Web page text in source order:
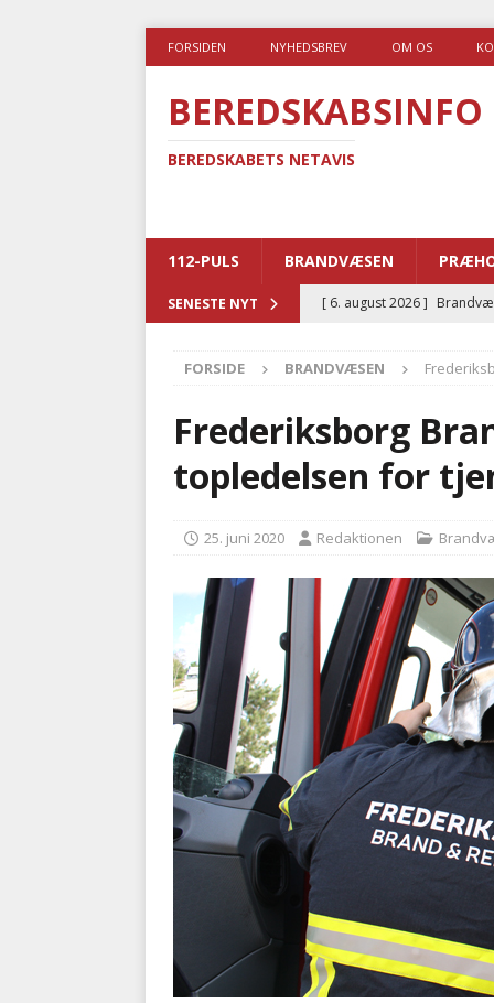
FORSIDEN NYHEDSBREV OM OS
BEREDSKABSINFO
BEREDSKABETS NETAVIS
112-PULS BRANDVÆSEN
SENESTE NYT [ 6. august 2026 ]
[ 5. august 2026 ]
i det offentlige
[ 5. august 2026 ]
[ 4. august 2026 ]
nødsporet
AUTOHJÆLP
FORSIDE BRANDVÆSEN
Frederiksborg
topledelsen for
25. juni 2020 Redaktionen